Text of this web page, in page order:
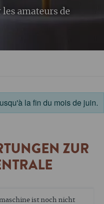
les amateurs de
la fin du mois de juin.
ZUR
ist noch nicht